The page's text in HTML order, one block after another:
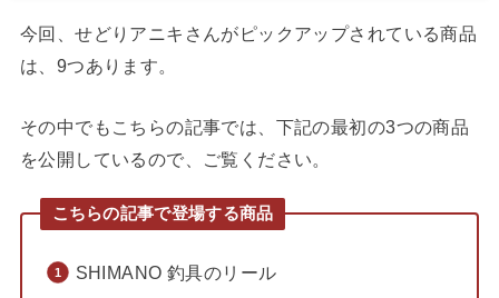
今回、せどりアニキさんがピックアップされている商品
は、9つあります。
その中でもこちらの記事では、下記の最初の3つの商品
を公開しているので、ご覧ください。
こちらの記事で登場する商品
SHIMANO 釣具のリール